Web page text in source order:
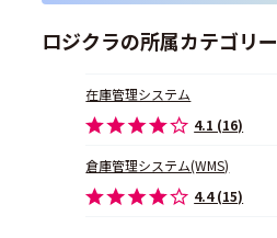
ロジクラの所属カテゴリー
在庫管理システム
4.1 (16)
倉庫管理システム(WMS)
4.4 (15)